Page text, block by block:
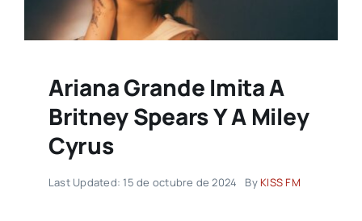
Ariana Grande Imita A
Britney Spears Y A Miley
Cyrus
Last Updated: 15 de octubre de 2024 By KISS FM